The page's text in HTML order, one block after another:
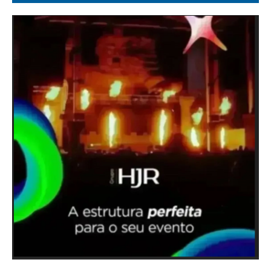
Ônibus, trens e metrô antecipam horário de pico devido a
aviso de ventania no RJ - G1
Lula chama Marco Rubio de 'latino-americano frustrado' e diz
que secretário de estado dos EUA 'odeia o Brasil' - O GLOBO
Inquérito da PF vai investigar possível crime da Anac no caso
Voepass - CNN Brasil
Desmatamento cai 20% em todos os biomas brasileiros e
alertas na Amazônia registram menor volume da década,
mostram dados do Inpe - O GLOBO
Damião diz que federação União-PP apoiará Mateus Simões
ao governo e Marcelo Aro ao Senado em Minas - O TEMPO
Janja defende bloquear o Discord no Brasil ‘de qualquer forma’